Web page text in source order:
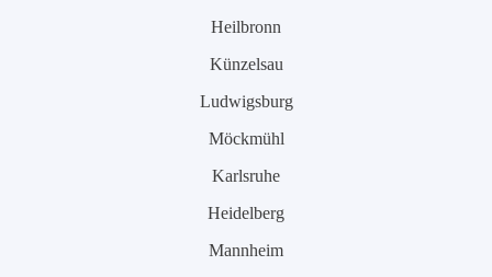
Heilbronn
Künzelsau
Ludwigsburg
Möckmühl
Karlsruhe
Heidelberg
Mannheim